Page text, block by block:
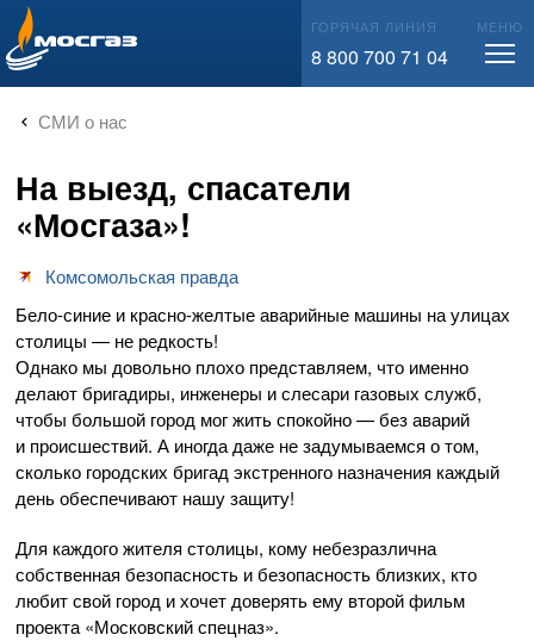
info@mos-gaz.ru ГОРЯЧАЯ ЛИНИЯ
8 800 700 71 04
МЕНЮ
СМИ о нас
На выезд, спасатели
«Мосгаза»!
Комсомольская правда
Бело-синие и красно-желтыеаварийные машины на улицах
столицы — не редкость!
Однако мы довольно плохо представляем, что именно
делают бригадиры, инженеры и слесари газовых служб,
чтобы большой город мог жить спокойно — без аварий
и происшествий. А иногда даже не задумываемся о том,
сколько городских бригад экстренного назначения каждый
день обеспечивают нашу защиту!
Для каждого жителя столицы, кому небезразлична
собственная безопасность и безопасность близких, кто
любит свой город и хочет доверять ему второй фильм
проекта «Московский спецназ».